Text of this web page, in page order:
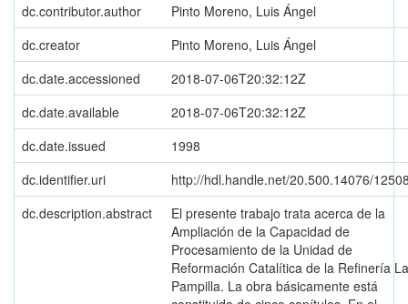
dc.contributor.author
Pinto Moreno, Luis Ángel
dc.creator
Pinto Moreno, Luis Ángel
dc.date.accessioned
2018-07-06T20:32:12Z
dc.date.available
2018-07-06T20:32:12Z
dc.date.issued
1998
dc.identifier.uri
http://hdl.handle.net/20.500.14076/
dc.description.abstract
El presente trabajo trata acerca de la
Ampliación de la Capacidad de
Procesamiento de la Unidad de
Reformación Catalítica de la Refinería La
Pampilla. La obra básicamente está